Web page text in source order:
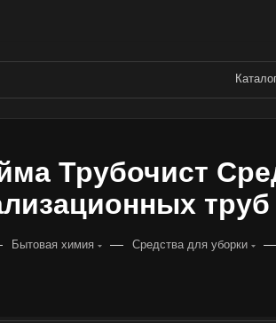
Трубочист
Бытовая химия — Средства для уборки —